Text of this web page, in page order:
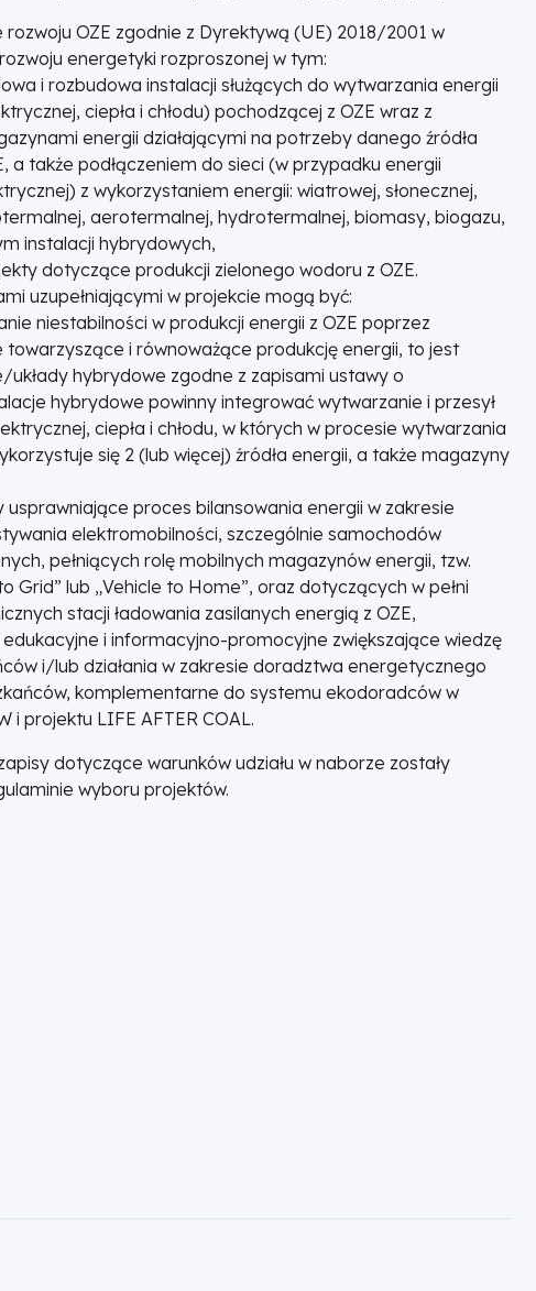
rozwoju OZE zgodnie z Dyrektywą (UE) 2018/2001 w
energetyki rozproszonej w tym:
i rozbudowa instalacji służących do wytwarzania energii
ciepła i chłodu) pochodzącej z OZE wraz z
energii działającymi na potrzeby danego źródła
a także podłączeniem do sieci (w przypadku energii
z wykorzystaniem energii: wiatrowej, słonecznej,
aerotermalnej, hydrotermalnej, biomasy, biogazu,
instalacji hybrydowych,
dotyczące produkcji zielonego wodoru z OZE.
uzupełniającymi w projekcie mogą być:
niestabilności w produkcji energii z OZE poprzez
towarzyszące i równoważące produkcję energii, to jest
układy hybrydowe zgodne z zapisami ustawy o
hybrydowe powinny integrować wytwarzanie i przesył
ciepła i chłodu, w których w procesie wytwarzania
się 2 (lub więcej) źródła energii, a także magazyny
usprawniające proces bilansowania energii w zakresie
elektromobilności, szczególnie samochodów
pełniących rolę mobilnych magazynów energii, tzw.
Grid” lub „Vehicle to Home”, oraz dotyczących w pełni
stacji ładowania zasilanych energią z OZE,
edukacyjne i informacyjno-promocyjne zwiększające wiedzę
i/lub działania w zakresie doradztwa energetycznego
komplementarne do systemu ekodoradców w
i projektu LIFE AFTER COAL.
dotyczące warunków udziału w naborze zostały
wyboru projektów.